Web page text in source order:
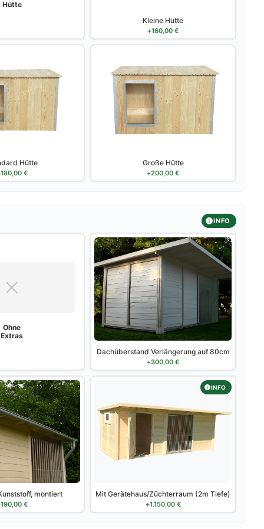
Hütte
Kleine Hütte
+160,00€
Hütte
180,00 €
Große Hütte
+200,00€
INFO
Ohne
Extras
Dachüberstand Verlängerung auf 80cm
+300,00€
montiert
190,00 €
Mit Gerätehaus/Züchterraum (2m Tiefe)
+1.150,00 €
INFO